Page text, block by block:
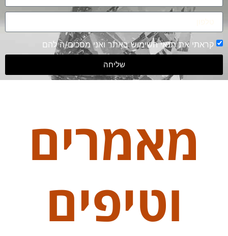
קראתי את תנאי השימוש באתר ואני מסכים/ה להם
שליחה
Alternative:
מאמרים
וטיפים